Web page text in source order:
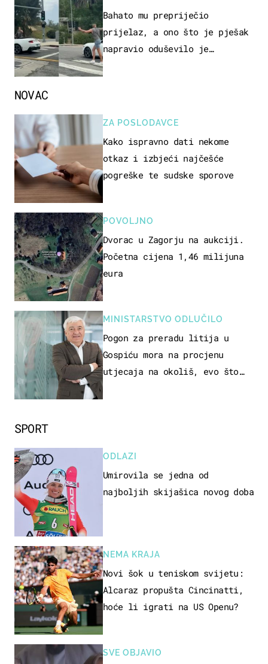
Bahato mu prepriječio
prijelaz, a ono što je pješak
napravio oduševilo je
SPORT
ODLAZI
Umirovila se jedna od
najboljih skijašica novog doba
NEMA KRAJA
Novi šok u teniskom svijetu:
Alcaraz propušta Cincinatti,
hoće li igrati na US Openu?
SVE OBJAVIO
NOVAC
ZA POSLODAVCE
Kako ispravno dati nekome
otkaz i izbjeći najčešće
pogreške te sudske sporove
POVOLJNO
Dvorac u Zagorju na aukciji.
Početna cijena 1,46 milijuna
eura
MINISTARSTVO ODLUČILO
Pogon za preradu litija u
Gospiću mora na procjenu
utjecaja na okoliš, evo što